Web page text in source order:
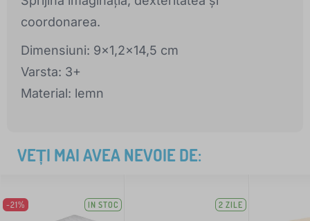
coordonarea.
Dimensiuni: 9x1,2x14,5 cm
Varsta: 3+
Material: lemn
VEȚI MAI AVEA NEVOIE DE:
-21% IN STOC 2 ZILE